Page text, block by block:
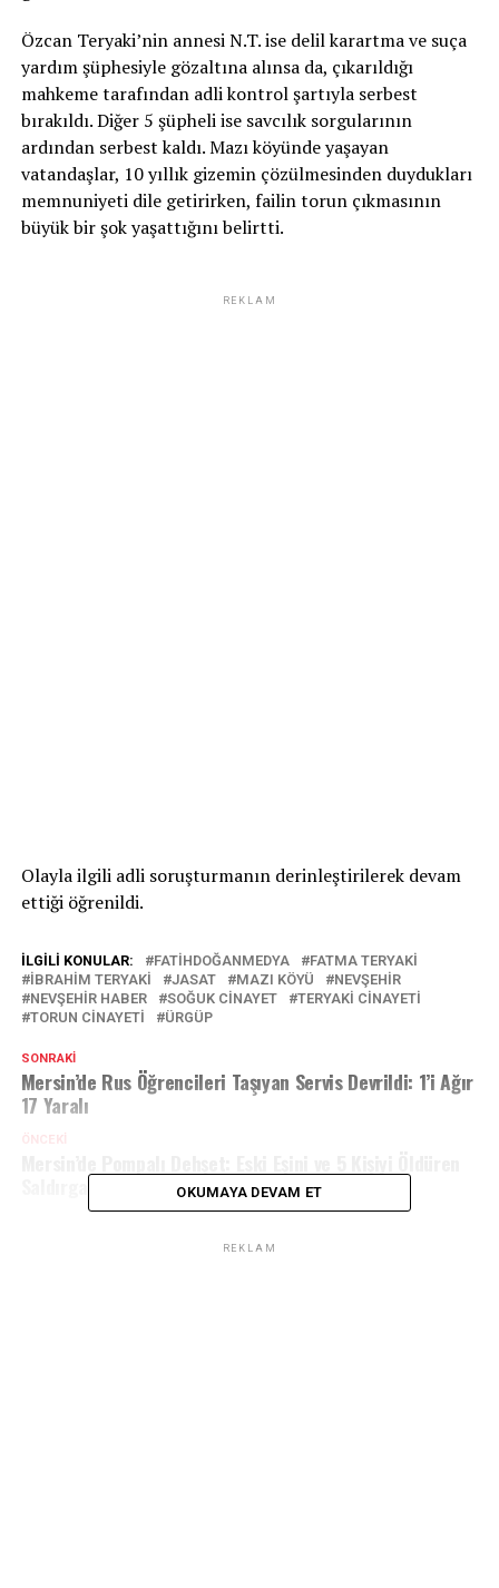
Özcan Teryaki’nin annesi N.T. ise delil karartma ve suça
yardım şüphesiyle gözaltına alınsa da, çıkarıldığı
mahkeme tarafından adli kontrol şartıyla serbest
bırakıldı. Diğer 5 şüpheli ise savcılık sorgularının
ardından serbest kaldı. Mazı köyünde yaşayan
vatandaşlar, 10 yıllık gizemin çözülmesinden duydukları
memnuniyeti dile getirirken, failin torun çıkmasının
büyük bir şok yaşattığını belirtti.
REKLAM
Olayla ilgili adli soruşturmanın derinleştirilerek devam
ettiği öğrenildi.
İLGILI KONULAR: FATIHDOĞANMEDYA
FATMA TERYAKI
İBRAHIM TERYAKI
JASAT MAZI KÖYÜ
NEVŞEHIR
NEVŞEHIR HABER
SOĞUK CINAYET
TERYAKI CINAYETI
TORUN CINAYETI
ÜRGÜP
SONRAKI
Mersin’de Rus Öğrencileri Taşıyan Servis Devrildi: 1’i Ağır
17 Yaralı
ÖNCEKI
Saldırgan Her Yerde Aranıyor
OKUMAYA DEVAM ET
REKLAM